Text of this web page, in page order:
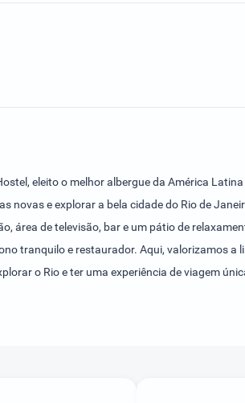
eleito o melhor albergue da América
novas e explorar a bela cidade do Rio de
área de televisão, bar e um pátio de
tranquilo e restaurador. Aqui, valorizamos a
o Rio e ter uma experiência de viagem